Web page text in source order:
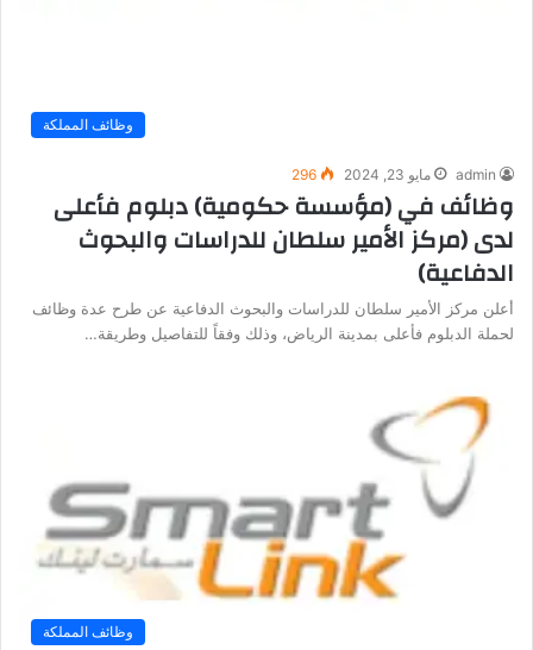
وظائف المملكة
admin مايو 23, 2024 296
وظائف في (مؤسسة حكومية) دبلوم فأعلى
لدى (مركز الأمير سلطان للدراسات والبحوث
الدفاعية)
أعلن مركز الأمير سلطان للدراسات والبحوث الدفاعية عن طرح عدة وظائف
لحملة الدبلوم فأعلى بمدينة الرياض، وذلك وفقاً للتفاصيل وطريقة…
وظائف المملكة